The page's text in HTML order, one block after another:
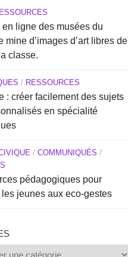
ligne des musées du
mine d’images d’art libres de
classe.
/ RESSOURCES
: créer facilement des sujets
en spécialité
/ COMMUNIQUÉS /
pédagogiques pour
jeunes aux eco-gestes